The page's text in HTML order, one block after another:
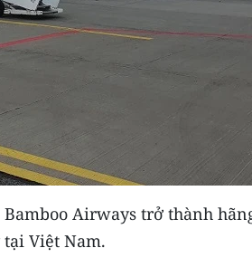
Airways trở thành
Việt Nam.